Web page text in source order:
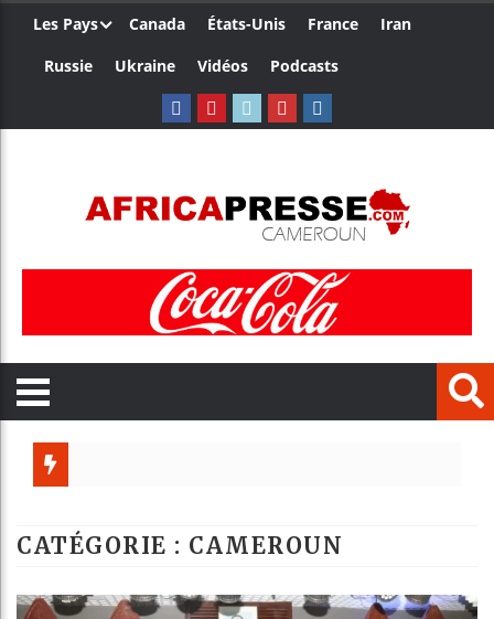
Les Pays Canada États-Unis France
Iran
Russie
Ukraine Vidéos Podcasts
Bénin : Patrice
CATÉGORIE : CAMEROUN